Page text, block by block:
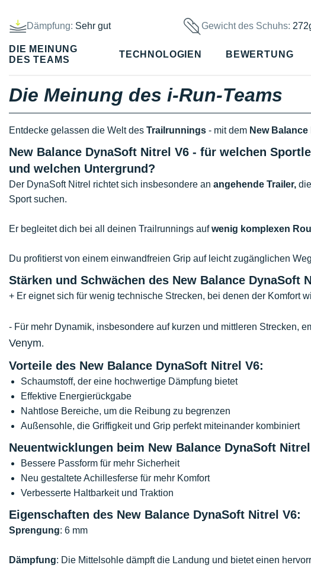
Dämpfung: Sehr gut Gewicht des Schuhs:
DIE MEINUNG
DES TEAMS
TECHNOLOGIEN BEWERTUNG
Die Meinung des i-Run-Teams
Entdecke gelassen die Welt des Trailrunnings - mit dem New
New Balance DynaSoft Nitrel V6 - für welchen
und welchen Untergrund?
Der DynaSoft Nitrel richtet sich insbesondere an angehende Trailer,
Sport suchen.
Er begleitet dich bei all deinen Trailrunnings aufwenig komplexen
Du profitierst von einem einwandfreien Grip auf leicht zugänglichen
Stärken und Schwächen des New Balance DynaSoft
+ Er eignet sich für wenig technische Strecken, bei denen der Komfort
- Für mehr Dynamik, insbesondere auf kurzen und mittleren Strecken,
Venym.
Vorteile des New Balance DynaSoft Nitrel V6:
Schaumstoff, der eine hochwertige Dämpfung bietet
Effektive Energierückgabe
Nahtlose Bereiche, um die Reibung zu begrenzen
Außensohle, die Griffigkeit und Grip perfekt miteinander kombiniert
Neuentwicklungen beim New Balance DynaSoft
Bessere Passform für mehr Sicherheit
Neu gestaltete Achillesferse für mehr Komfort
Verbesserte Haltbarkeit und Traktion
Eigenschaften des New Balance DynaSoft Nitrel V6:
Sprengung: 6 mm
Dämpfung: Die Mittelsohle dämpft die Landung und bietet einen